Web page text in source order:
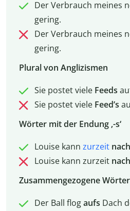
Der Verbrauch meines
gering.
Der Verbrauch meines
gering.
Plural von Anglizismen
Sie postet viele Feeds
Sie postet vieleFeed’s
Wörter mit der Endung ‚-s‘
Louise kann zurzeit
Louise kann zurzeit
Zusammengezogene Wörter
Der Ball flogaufs Dach